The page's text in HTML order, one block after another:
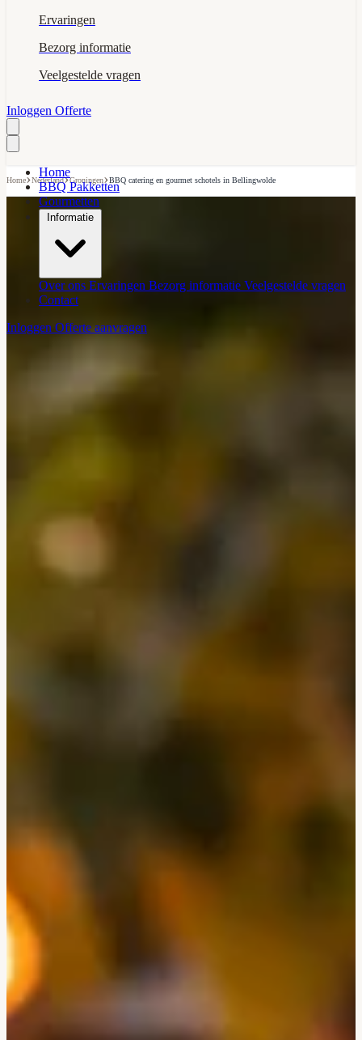
Ervaringen
Bezorg informatie
Veelgestelde vragen
Inloggen Offerte
Home
BBQ Pakketten
Gourmetten
Informatie
Over ons Ervaringen Bezorg informatie Veelgestelde vragen
Contact
Inloggen Offerte aanvragen
Home›Nederland›Groningen›BBQ catering en gourmet schotels in Bellingwolde